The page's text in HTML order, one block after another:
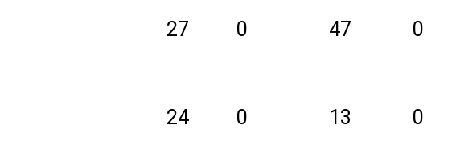
27 0 47 0
24 0 13 0